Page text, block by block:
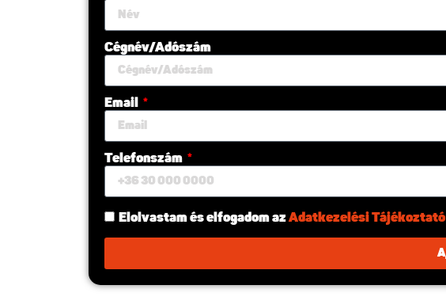
Cégnév/Adószám
Email
Telefonszám
Elolvastam és elfogadom azAdatkezelési Tájékoztató